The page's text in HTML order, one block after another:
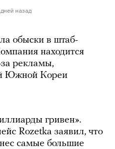
назад
обыски в штаб-
находится
за рекламы,
Южной Кореи
гривен».
Rozetka заявил, что
самые большие